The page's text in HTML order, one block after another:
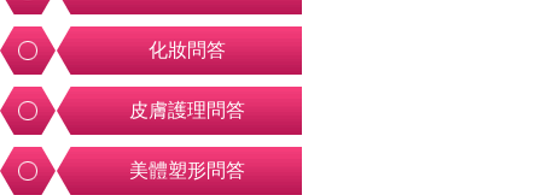
化妝問答
皮膚護理問答
美體塑形問答